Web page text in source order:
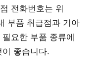
전화번호는 위
부품 취급점과 기아
요한 부품 종류에
좋습니다.